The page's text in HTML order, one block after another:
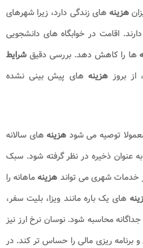
هزینه های زندگی دارد، زیرا شهرهای
اقامت در خوابگاه های دانشجویی
ها را کاهش دهد. بررسی دقیق شرایط
بروز هزینههای پیش بینی نشده
توصیه می شود هزینه های سالانه
عنوان ذخیره در نظر گرفته شود. سبک
خدمات شهری می تواند هزینهماهانه را
های یک باره مانند ویزا، بلیت سفر،
جداگانه محاسبه شود. نوسان نرخ ارز نیز
و برنامه ریزی مالی را حساس تر کند. در